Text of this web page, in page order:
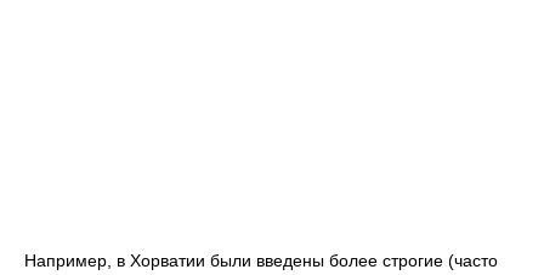
Например, в Хорватии были введены более строгие (часто